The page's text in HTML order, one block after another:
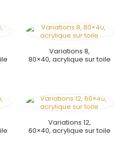
Variations 8,
80×40, acrylique sur toile
Variations 12,
60×40, acrylique sur toile